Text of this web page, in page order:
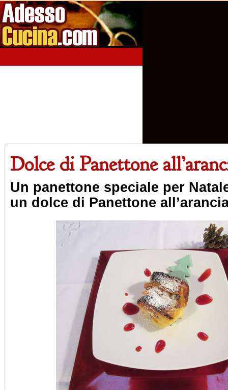
Home Aperitivi Primi Piatti
Dolce di Panettone
Un panettone speciale per
un dolce di Panettone